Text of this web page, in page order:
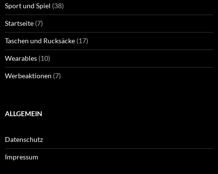
Sport und Spiel (38)
Startseite (7)
Taschen und Rucksäcke (17)
Wearables (10)
Werbeaktionen (7)
ALLGEMEIN
Datenschutz
Impressum